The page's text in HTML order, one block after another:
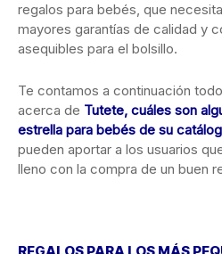
regalos para bebés, que
mayores garantías de calidad y
asequibles para el bolsillo.
Te contamos a continuación
acerca de Tutete, cuáles son
estrella para bebés de su
pueden aportar a los usuarios
lleno con la compra de un buen